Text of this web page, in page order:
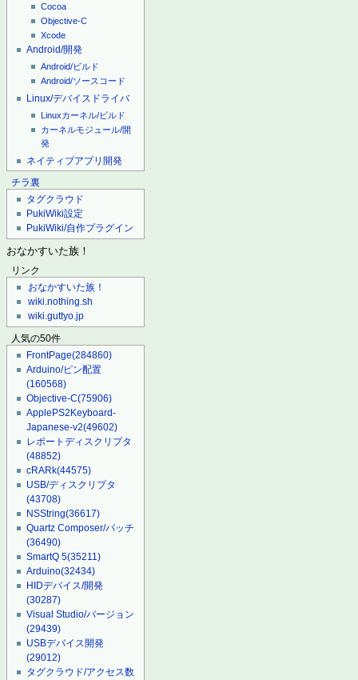
Cocoa
Objective-C
Xcode
Android/開発
Android/ビルド
Android/ソースコード
Linux/デバイスドライバ
Linuxカーネル/ビルド
カーネルモジュール/開
発
ネイティブアプリ開発
チラ裏
タグクラウド
PukiWiki設定
PukiWiki/自作プラグイン
おなかすいた族！
リンク
おなかすいた族！
wiki.nothing.sh
wiki.guttyo.jp
人気の50件
FrontPage(284860)
Arduino/ピン配置
(160568)
Objective-C(75906)
ApplePS2Keyboard-
Japanese-v2(49602)
レポートディスクリプタ
(48852)
cRARk(44575)
USB/ディスクリプタ
(43708)
NSString(36617)
Quartz Composer/パッチ
(36490)
SmartQ 5(35211)
Arduino(32434)
HIDデバイス/開発
(30287)
Visual Studio/バージョン
(29439)
USBデバイス開発
(29012)
タグクラウド/アクセス数